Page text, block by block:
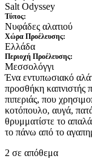
Salt Odyssey
Τύπος:
Nυφάδες αλατιού
Xώρα Προέλευσης:
Ελλάδα
Περιοχή Προέλευσης:
Μεσσολόγγι
Ένα εντυπωσιακό
προσθήκη καπνιστής
πιπεριάς, που
κοτόπουλο, αυγά,
θρυμματίστε το
το πάνω από το
2 σε απόθεμα